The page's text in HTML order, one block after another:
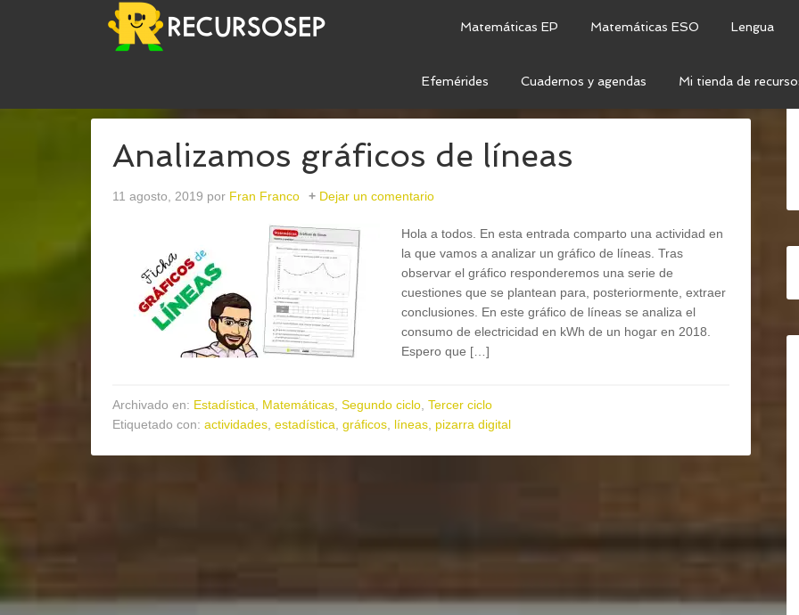
Matemáticas EP Matemáticas ESO Lengua
Efemérides Cuadernos y agendas Mi tienda de
Analizamos gráficos de líneas
11 agosto, 2019 por Fran Franco Dejar un comentario
Hola a todos. En esta entrada comparto una actividad en
la que vamos a analizar un gráfico de líneas. Tras
observar el gráfico responderemos una serie de
cuestiones que se plantean para, posteriormente, extraer
conclusiones. En este gráfico de líneas se analiza el
consumo de electricidad en kWh de un hogar en 2018.
Espero que […]
Archivado en: Estadística Matemáticas Segundo ciclo Tercer ciclo
Etiquetado con: actividades estadística gráficos líneas pizarra digital